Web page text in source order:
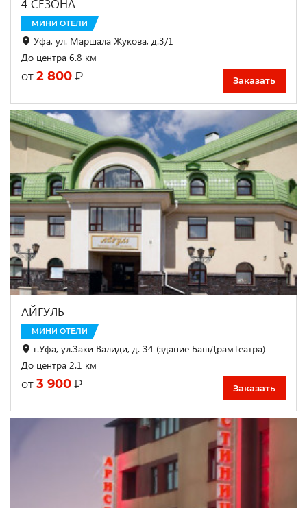
4 СЕЗОНА
МИНИ ОТЕЛИ
Уфа, ул. Маршала Жукова, д.3/1
До центра 6.8 км
от 2 800 ₽ Заказать
АЙГУЛЬ
МИНИ ОТЕЛИ
г.Уфа, ул.Заки Валиди, д. 34 (здание БашДрамТеатра)
До центра 2.1 км
от 3 900 ₽ Заказать